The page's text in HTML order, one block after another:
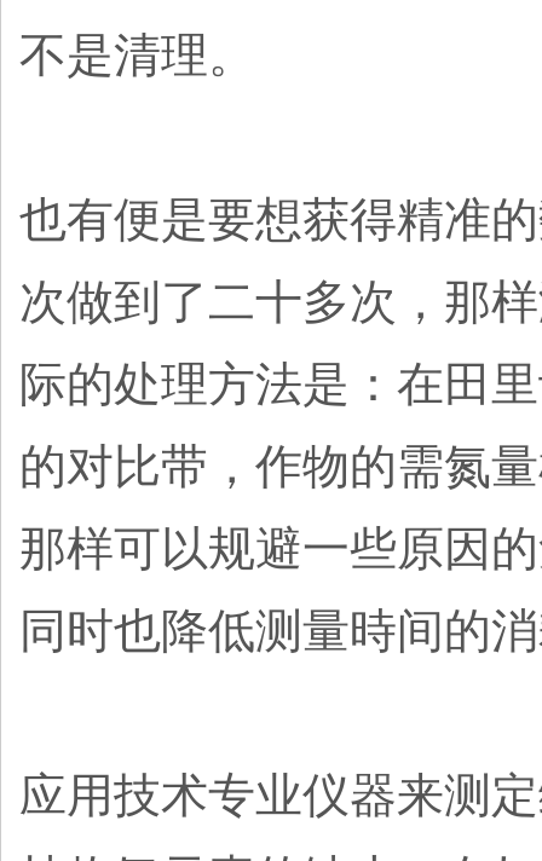
不是清理。
也有便是要想获得精准
次做到了二十多次，那
际的处理方法是：在田
的对比带，作物的需氮
那样可以规避一些原因
同时也降低测量時间的
应用技术专业仪器来测